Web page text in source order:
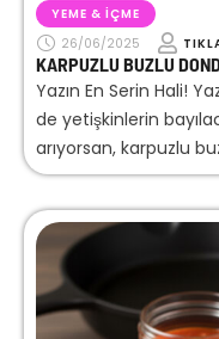
YEME & İÇME
26/06/2025
KARPUZLU BUZLU
Yazın En Serin Hali!
de yetişkinlerin
arıyorsan, karpuzlu